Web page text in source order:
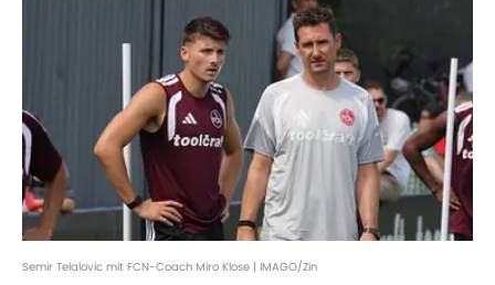
Semir Telalovic mit FCN-Coach Miro Klose | IMAGO/Zin